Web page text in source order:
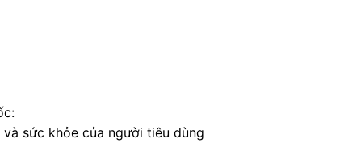
sức khỏe của người tiêu dùng